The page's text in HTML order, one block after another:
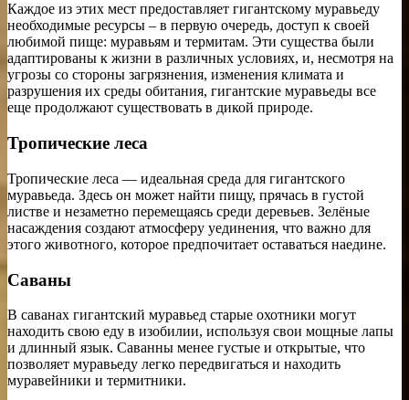
Каждое из этих мест предоставляет гигантскому муравьеду
необходимые ресурсы – в первую очередь, доступ к своей
любимой пище: муравьям и термитам. Эти существа были
адаптированы к жизни в различных условиях, и, несмотря на
угрозы со стороны загрязнения, изменения климата и
разрушения их среды обитания, гигантские муравьеды все
еще продолжают существовать в дикой природе.
Тропические леса
Тропические леса — идеальная среда для гигантского
муравьеда. Здесь он может найти пищу, прячась в густой
листве и незаметно перемещаясь среди деревьев. Зелёные
насаждения создают атмосферу уединения, что важно для
этого животного, которое предпочитает оставаться наедине.
Саваны
В саванах гигантский муравьед старые охотники могут
находить свою еду в изобилии, используя свои мощные лапы
и длинный язык. Саванны менее густые и открытые, что
позволяет муравьеду легко передвигаться и находить
муравейники и термитники.